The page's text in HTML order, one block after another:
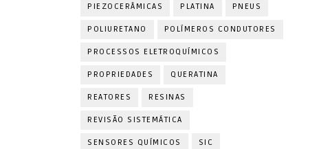
PIEZOCERÂMICAS PLATINA PNEUS
POLIURETANO POLÍMEROS CONDUTORES
PROCESSOS ELETROQUÍMICOS
PROPRIEDADES QUERATINA
REATORES RESINAS
REVISÃO SISTEMÁTICA
SENSORES QUÍMICOS SIC